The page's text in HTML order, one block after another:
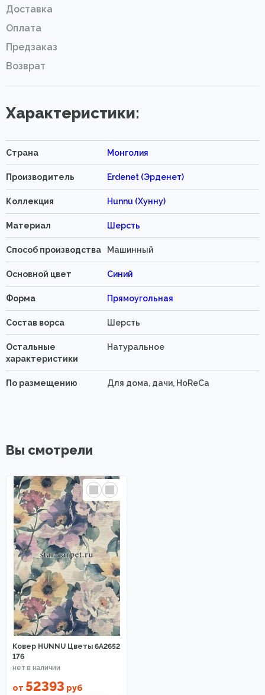
Доставка
Оплата
Предзаказ
Возврат
Характеристики:
Страна Монголия
Производитель Erdenet (Эрденет)
Коллекция Hunnu (Хунну)
Материал Шерсть
Способ производства Машинный
Основной цвет Синий
Форма Прямоугольная
Состав ворса Шерсть
Остальные
характеристики
Натуральное
По размещению Для дома, дачи, HoReCa
Вы смотрели
Ковер HUNNU Цветы 6A2652
176
от 52393 руб